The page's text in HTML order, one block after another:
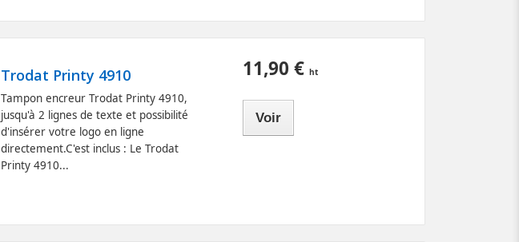
Trodat Printy 4910
Tampon encreur Trodat Printy 4910,
jusqu'à 2 lignes de texte et possibilité
d'insérer votre logo en ligne
directement.C'est inclus : Le Trodat
Printy 4910...
11,90 €
Voir